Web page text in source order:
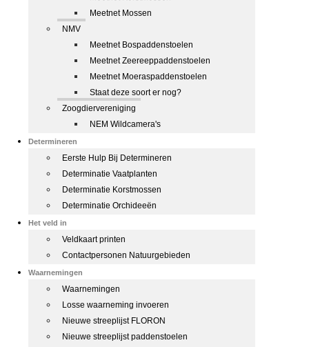
Meetnet Mossen
NMV
Meetnet Bospaddenstoelen
Meetnet Zeereeppaddenstoelen
Meetnet Moeraspaddenstoelen
Staat deze soort er nog?
Zoogdiervereniging
NEM Wildcamera's
Determineren
Eerste Hulp Bij Determineren
Determinatie Vaatplanten
Determinatie Korstmossen
Determinatie Orchideeën
Het veld in
Veldkaart printen
Contactpersonen Natuurgebieden
Waarnemingen
Waarnemingen
Losse waarneming invoeren
Nieuwe streeplijst FLORON
Nieuwe streeplijst paddenstoelen